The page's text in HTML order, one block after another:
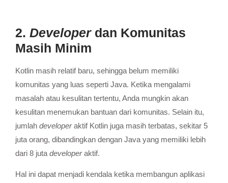
2. Developerdan Komunitas
Masih Minim
Kotlin masih relatif baru, sehingga belum memiliki
komunitas yang luas seperti Java. Ketika mengalami
masalah atau kesulitan tertentu, Anda mungkin akan
kesulitan menemukan bantuan dari komunitas. Selain itu,
jumlah developeraktif Kotlin juga masih terbatas, sekitar 5
juta orang, dibandingkan dengan Java yang memiliki lebih
dari 8 juta developeraktif.
Hal ini dapat menjadi kendala ketika membangun aplikasi